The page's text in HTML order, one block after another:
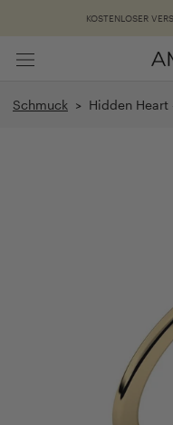
KOSTENLOSER
Schmuck > Hidden Heart